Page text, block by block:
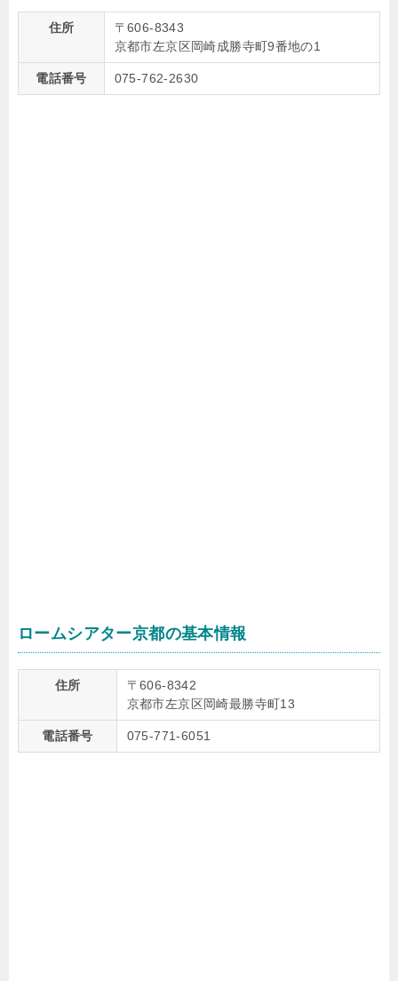
住所
〒606-8343
京都市左京区岡崎成勝寺町9番地の1
電話番号 075-762-2630
ロームシアター京都の基本情報
住所
〒606-8342
京都市左京区岡崎最勝寺町13
電話番号 075-771-6051